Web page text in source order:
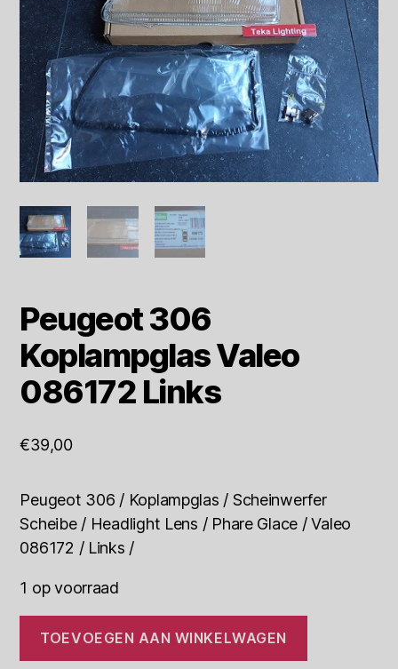
Peugeot 306
Koplampglas Valeo
086172 Links
€39,00
Peugeot 306 / Koplampglas / Scheinwerfer
Scheibe / Headlight Lens / Phare Glace / Valeo
086172 / Links /
1 op voorraad
306
Koplampglas
TOEVOEGEN AAN WINKELWAGEN